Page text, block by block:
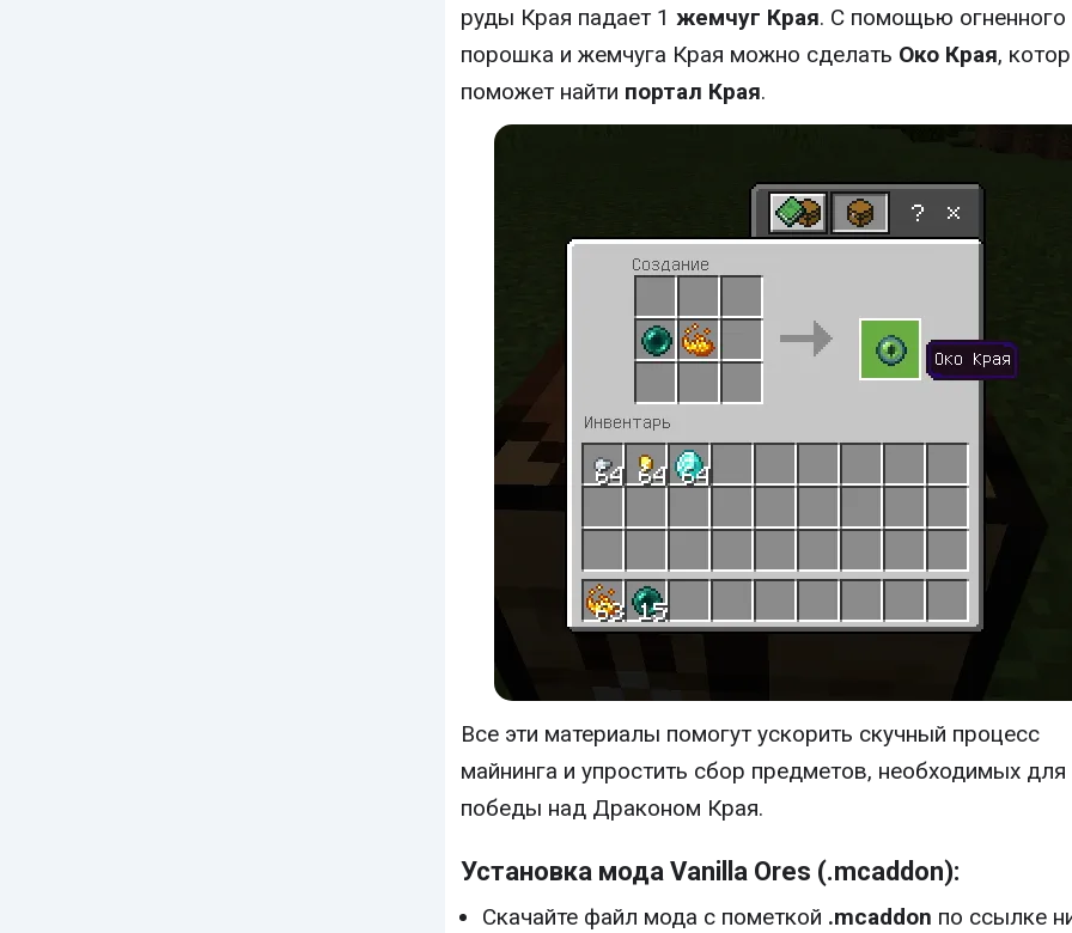
руды Края падает 1 жемчуг Края. С помощью огненного
порошка и жемчуга Края можно сделать Око Края,
поможет найти портал Края.
Все эти материалы помогут ускорить скучный процесс
майнинга и упростить сбор предметов, необходимых для
победы над Драконом Края.
Установка мода Vanilla Ores (.mcaddon):
Скачайте файл мода с пометкой .mcaddon по ссылке